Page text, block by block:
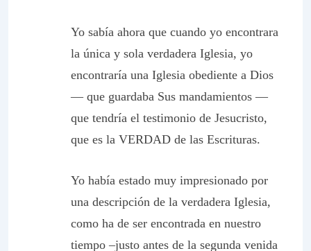
Yo sabía ahora que cuando yo encontrara
la única y sola verdadera Iglesia, yo
encontraría una Iglesia obediente a Dios
— que guardaba Sus mandamientos —
que tendría el testimonio de Jesucristo,
que es la VERDAD de las Escrituras.
Yo había estado muy impresionado por
una descripción de la verdadera Iglesia,
como ha de ser encontrada en nuestro
tiempo –justo antes de la segunda venida